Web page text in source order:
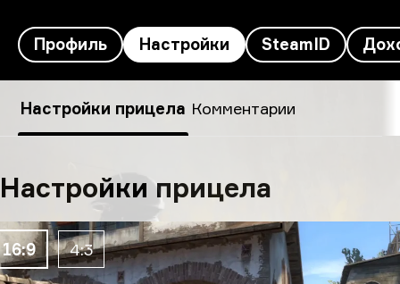
Профиль Настройки SteamID
Настройки прицела Комментарии
Настройки прицела
16:9 4:3